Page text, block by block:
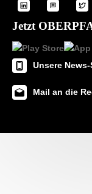
Jetzt
Unsere
Mail an die